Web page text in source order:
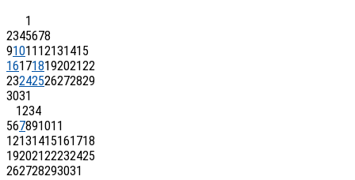
1
2345678
91011 12131415
16171819202122
23242526272829
3031
1234
567891011
12131415161718
19202122232425
262728293031